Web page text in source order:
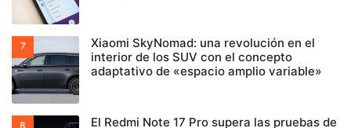
Xiaomi SkyNomad: una revolución en el
interior de los SUV con el concepto
adaptativo de «espacio amplio variable»
El Redmi Note 17 Pro supera las pruebas de